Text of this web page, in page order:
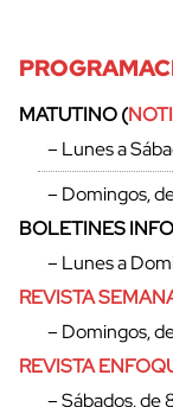
MATUTINO (
– Lunes a
– Domingos,
BOLETINES
– Lunes a
REVISTA
– Domingos,
REVISTA
– Sábados,